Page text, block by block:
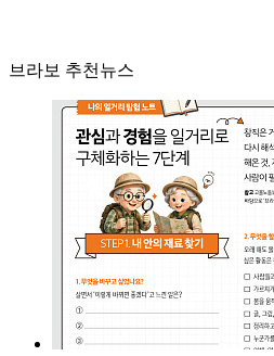
브라보 추천뉴스